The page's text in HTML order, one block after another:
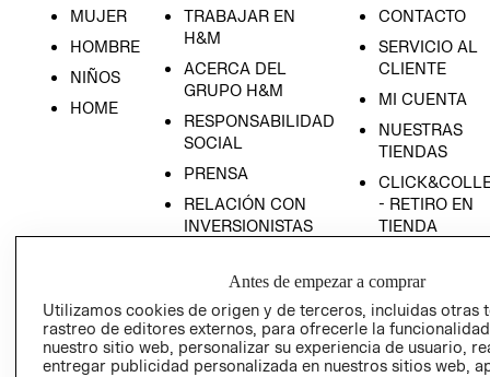
MUJER
HOMBRE
NIÑOS
HOME
TRABAJAR EN
H&M
ACERCA DEL
GRUPO H&M
RESPONSABILIDAD
SOCIAL
PRENSA
RELACIÓN CON
INVERSIONISTAS
EMPRESARIAL
CONTACTO
SERVICIO AL
CLIENTE
MI CUENTA
NUESTRAS
TIENDAS
- RETIRO EN
TIENDA
CONDICIONES
AVISO DE
PRIVACIDAD
GIFT CARD
Antes de empezar a comprar
Utilizamos cookies de origen y de terceros, incluidas otras
rastreo de editores externos, para ofrecerle la
nuestro sitio web, personalizar su experiencia de usuario,
entregar publicidad personalizada en nuestros sitios web,